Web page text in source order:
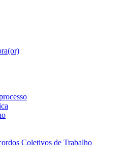
Coletivos de Trabalho